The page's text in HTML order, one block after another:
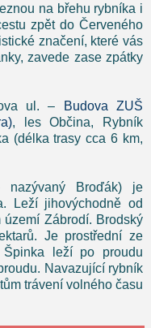
na břehu rybníka i
zpět do Červeného
značení, které vás
zavede zase zpátky
ul. –
Budova ZUŠ
, les Občina, Rybník
(délka trasy cca 6 km,
nazývaný Broďák) je
Leží jihovýchodně od
Zábrodí. Brodský
Je prostřední ze
leží po proudu
Navazující rybník
trávení volného času